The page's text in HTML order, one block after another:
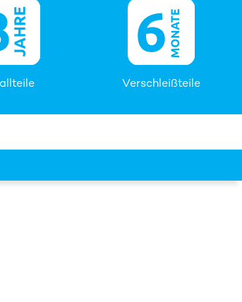
Verschleißteile